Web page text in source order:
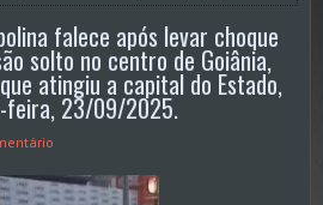
falece após levar choque
solto no centro de Goiânia,
atingiu a capital do Estado,
feira, 23/09/2025.